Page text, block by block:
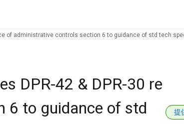
of administrative controls section 6 to guidance of std tech
DPR-42 & DPR-30 re
6 to guidance of std
提